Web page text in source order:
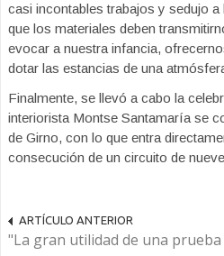
casi incontables trabajos y sedujo
que los materiales deben
evocar a nuestra infancia,
dotar las estancias de una
Finalmente, se llevó a cabo la
interiorista Montse Santamaría se
de Girno, con lo que entra
consecución de un circuito de
ARTÍCULO ANTERIOR
"La gran utilidad de una